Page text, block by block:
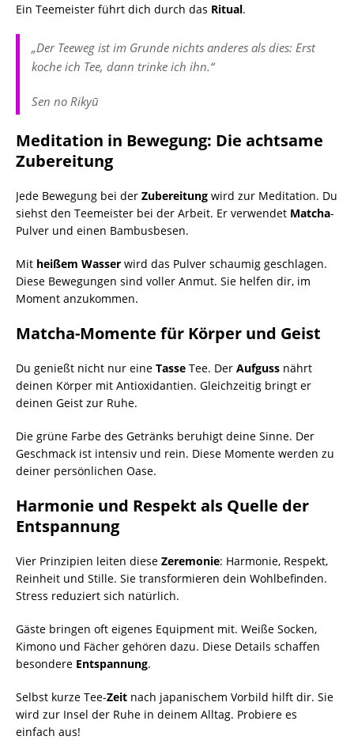
Ein Teemeister führt dich durch das Ritual.
„Der Teeweg ist im Grunde nichts anderes als dies: Erst
koche ich Tee, dann trinke ich ihn.“
Sen no Rikyū
Meditation in Bewegung: Die achtsame
Zubereitung
Jede Bewegung bei der Zubereitung wird zur Meditation. Du
siehst den Teemeister bei der Arbeit. Er verwendet Matcha-
Pulver und einen Bambusbesen.
Mit heißem Wasser wird das Pulver schaumig geschlagen.
Diese Bewegungen sind voller Anmut. Sie helfen dir, im
Moment anzukommen.
Matcha-Momente für Körper und Geist
Du genießt nicht nur eine Tasse Tee. Der Aufguss nährt
deinen Körper mit Antioxidantien. Gleichzeitig bringt er
deinen Geist zur Ruhe.
Die grüne Farbe des Getränks beruhigt deine Sinne. Der
Geschmack ist intensiv und rein. Diese Momente werden zu
deiner persönlichen Oase.
Harmonie und Respekt als Quelle der
Entspannung
Vier Prinzipien leiten diese Zeremonie: Harmonie, Respekt,
Reinheit und Stille. Sie transformieren dein Wohlbefinden.
Stress reduziert sich natürlich.
Gäste bringen oft eigenes Equipment mit. Weiße Socken,
Kimono und Fächer gehören dazu. Diese Details schaffen
besondere Entspannung.
Selbst kurze Tee-Zeit nach japanischem Vorbild hilft dir. Sie
wird zur Insel der Ruhe in deinem Alltag. Probiere es
einfach aus!